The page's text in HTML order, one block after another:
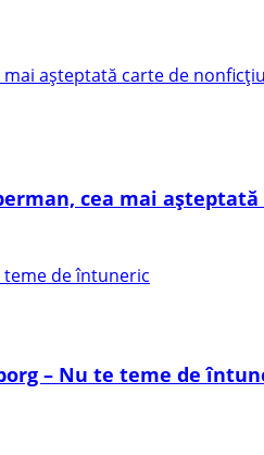
cea mai
– Nu te teme de